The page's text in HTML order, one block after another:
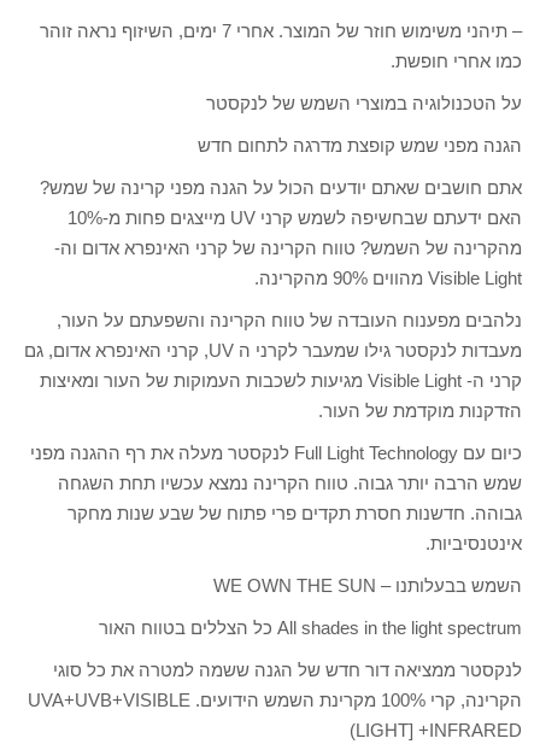
– תיהני משימוש חוזר של המוצר. אחרי 7 ימים, השיזוף נראה זוהר
כמו אחרי חופשת.
על הטכנולוגיה במוצרי השמש של לנקסטר
הגנה מפני שמש קופצת מדרגה לתחום חדש
אתם חושבים שאתם יודעים הכול על הגנה מפני קרינה של שמש?
האם ידעתם שבחשיפה לשמש קרני UV מייצגים פחות מ-10%
מהקרינה של השמש? טווח הקרינה של קרני האינפרא אדום וה-
Visible Light מהווים 90% מהקרינה.
נלהבים מפענוח העובדה של טווח הקרינה והשפעתם על העור,
מעבדות לנקסטר גילו שמעבר לקרני ה UV, קרני האינפרא אדום, גם
קרני ה- Visible Light מגיעות לשכבות העמוקות של העור ומאיצות
הזדקנות מוקדמת של העור.
כיום עם Full Light Technology לנקסטר מעלה את רף ההגנה מפני
שמש הרבה יותר גבוה. טווח הקרינה נמצא עכשיו תחת השגחה
גבוהה. חדשנות חסרת תקדים פרי פתוח של שבע שנות מחקר
אינטנסיביות.
השמש בבעלותנו – WE OWN THE SUN
All shades in the light spectrum כל הצללים בטווח האור
לנקסטר ממציאה דור חדש של הגנה ששמה למטרה את כל סוגי
הקרינה, קרי 100% מקרינת השמש הידועים. UVA+UVB+VISIBLE
LIGHT] +INFRARED)